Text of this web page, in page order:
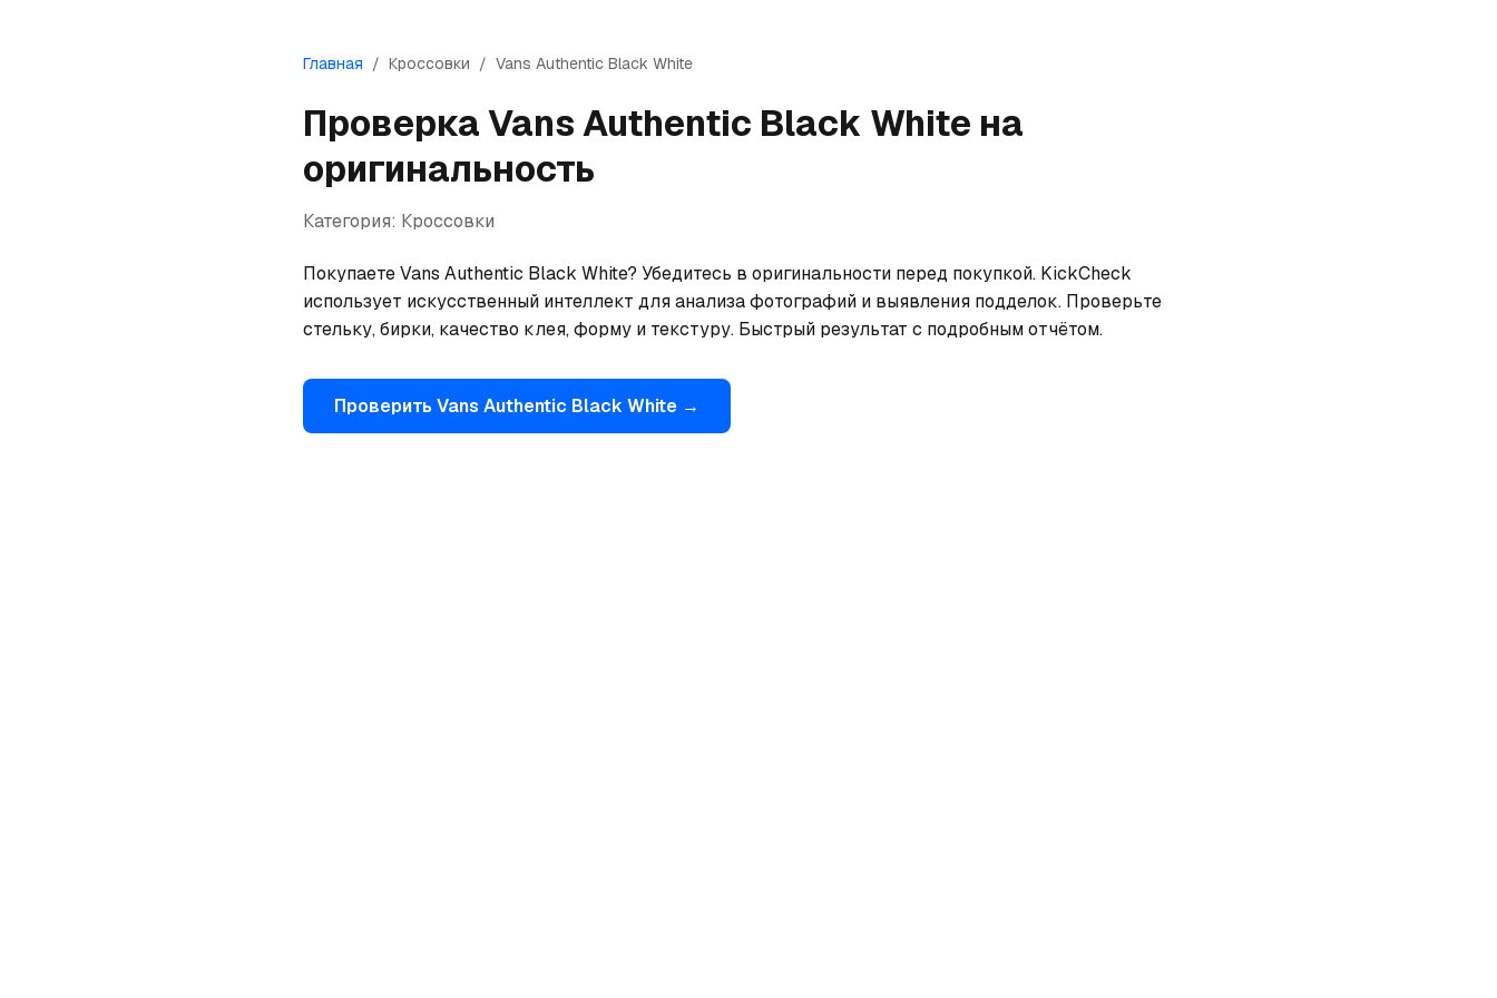
Главная / Кроссовки / Vans Authentic Black White
ПроверкаVansAuthentic Black White на
оригинальность
Категория: Кроссовки
Покупаете Vans Authentic Black White? Убедитесь в оригинальности перед покупкой. KickCheck
использует искусственный интеллект для анализа фотографий и выявления подделок. Проверьте
стельку, бирки, качество клея, форму и текстуру. Быстрый результат с подробным отчётом.
Проверить Vans Authentic Black White →